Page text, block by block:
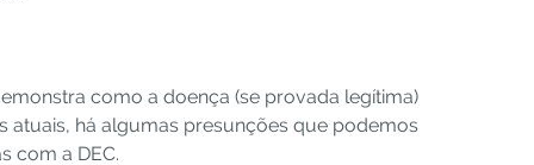
como a doença (se provada legítima)
atuais, há algumas presunções que podemos
com a DEC.